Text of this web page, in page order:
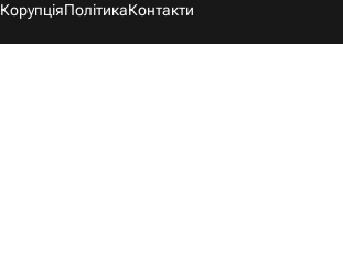
КорупціяПолітикаКонтакти